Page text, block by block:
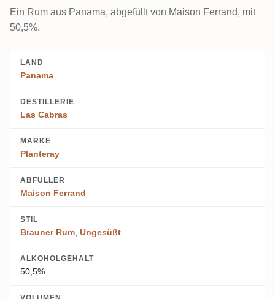
Ein Rum aus Panama, abgefüllt von Maison Ferrand, mit
50,5%.
LAND
Panama
DESTILLERIE
Las Cabras
MARKE
Planteray
ABFÜLLER
Maison Ferrand
STIL
Brauner Rum, Ungesüßt
ALKOHOLGEHALT
50,5%